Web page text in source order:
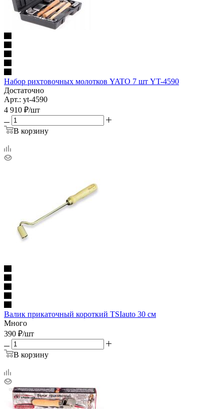
Набор рихтовочных молотков YATO 7 шт YT-4590
Достаточно
Арт.: yt-4590
4 910 ₽/шт
В корзину
Валик прикаточный короткий TSIauto 30 см
Много
390 ₽/шт
В корзину